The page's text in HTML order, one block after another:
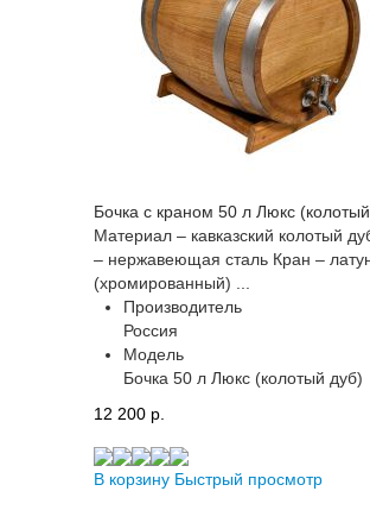
Бочка с краном 50 л Люкс
Материал – кавказский колотый
– нержавеющая сталь Кран –
(хромированный) ...
Производитель
Россия
Модель
Бочка 50 л Люкс (колотый дуб)
12 200 p.
В корзину Быстрый просмотр